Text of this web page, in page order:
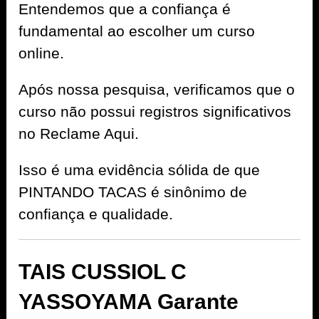
Entendemos que a confiança é
fundamental ao escolher um curso
online.
Após nossa pesquisa, verificamos que o
curso não possui registros significativos
no Reclame Aqui.
Isso é uma evidência sólida de que
PINTANDO TACAS é sinônimo de
confiança e qualidade.
TAIS CUSSIOL C
YASSOYAMA Garante